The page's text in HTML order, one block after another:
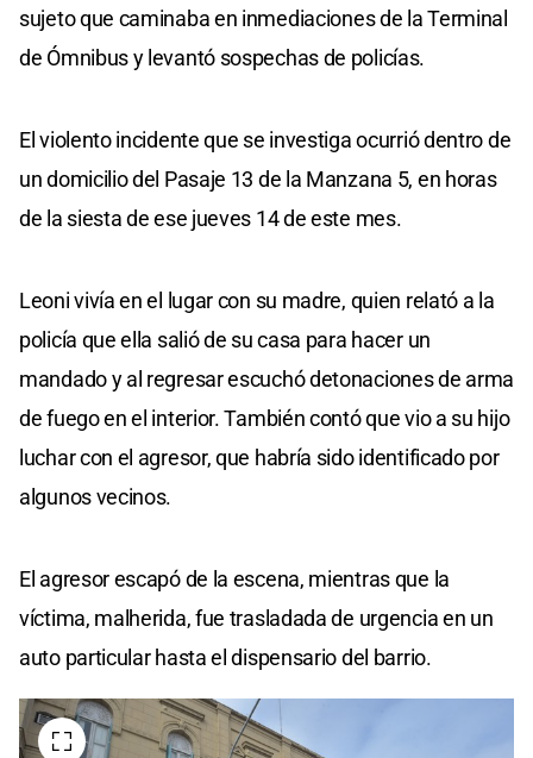
sujeto que caminaba en inmediaciones de la Terminal
de Ómnibus y levantó sospechas de policías.
El violento incidente que se investiga ocurrió dentro de
un domicilio del Pasaje 13 de la Manzana 5, en horas
de la siesta de ese jueves 14 de este mes.
Leoni vivía en el lugar con su madre, quien relató a la
policía que ella salió de su casa para hacer un
mandado y al regresar escuchó detonaciones de arma
de fuego en el interior. También contó que vio a su hijo
luchar con el agresor, que habría sido identificado por
algunos vecinos.
El agresor escapó de la escena, mientras que la
víctima, malherida, fue trasladada de urgencia en un
auto particular hasta el dispensario del barrio.